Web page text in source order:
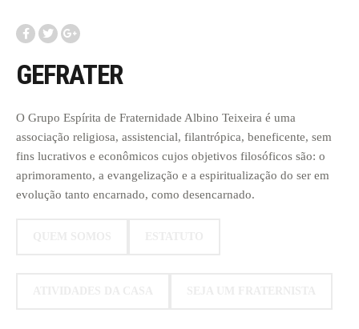
GEFRATER
O Grupo Espírita de Fraternidade Albino Teixeira é uma
associação religiosa, assistencial, filantrópica, beneficente, sem
fins lucrativos e econômicos cujos objetivos filosóficos são: o
aprimoramento, a evangelização e a espiritualização do ser em
evolução tanto encarnado, como desencarnado.